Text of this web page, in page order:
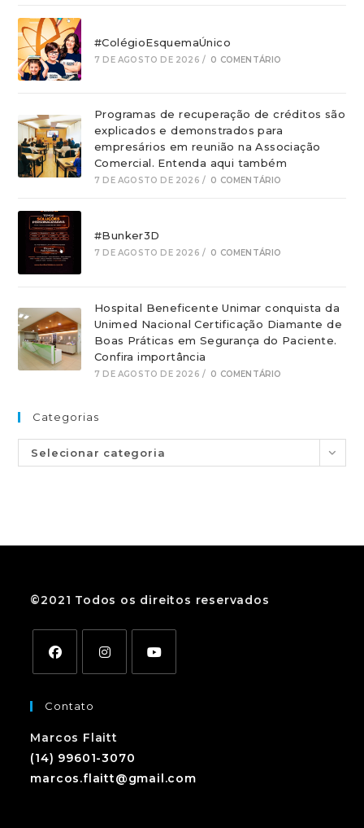
#ColégioEsquemaÚnico
7 DE AGOSTO DE 2026 / 0 COMENTÁRIO
Programas de recuperação de créditos são
explicados e demonstrados para
empresários em reunião na Associação
Comercial. Entenda aqui também
7 DE AGOSTO DE 2026 / 0 COMENTÁRIO
#Bunker3D
7 DE AGOSTO DE 2026 / 0 COMENTÁRIO
Hospital Beneficente Unimar conquista da
Unimed Nacional Certificação Diamante de
Boas Práticas em Segurança do Paciente.
Confira importância
7 DE AGOSTO DE 2026 / 0 COMENTÁRIO
Categorias
Selecionar categoria
©2021 Todos os direitos reservados
Contato
Marcos Flaitt
(14) 99601-3070
marcos.flaitt@gmail.com